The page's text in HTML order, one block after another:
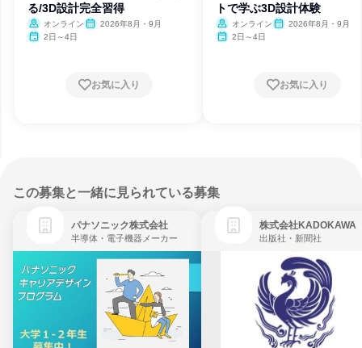
る/3D設計完全習得
オンライン
2026年8月・9月
2日～4日
お気に入り
トで学ぶ3D設計体験
オンライン
2026年8月・9月
2日～4日
お気に入り
この募集と一緒に見られている募集
パナソニック株式会社
半導体・電子機器メーカー
株式会社KADOKAWA
出版社・新聞社